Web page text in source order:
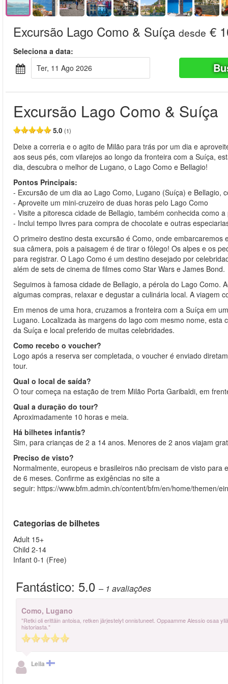
Excursão Lago Como & Suíça desde €
Seleciona a data:
Ter, 11 Ago 2026
Excursão Lago Como & Suíça
5.0 (1)
Deixe a correria e o agito de Milão para trás por um dia e
aos seus pés, com vilarejos ao longo da fronteira com a Suíça,
dia, descubra o melhor de Lugano, o Lago Como e Bellagio!
Pontos Principais:
- Excursão de um dia ao Lago Como, Lugano (Suíça) e Bellagio,
- Aproveite um mini-cruzeiro de duas horas pelo Lago Como
- Visite a pitoresca cidade de Bellagio, também conhecida como
- Inclui tempo livres para compra de chocolate e outras
O primeiro destino desta excursão é Como, onde
sua câmera, pois a paisagem é de tirar o fôlego! Os alpes e os
para registrar. O Lago Como é um destino desejado por
além de sets de cinema de filmes como Star Wars e James Bond.
Seguimos à famosa cidade de Bellagio, a pérola do Lago
algumas compras, relaxar e degustar a culinária local. A viagem
Em menos de uma hora, cruzamos a fronteira com a Suíça em
Lugano. Localizada às margens do lago com mesmo nome,
da Suíça e local preferido de muitas celebridades.
Como recebo o voucher?
Logo após a reserva ser completada, o voucher é enviado
tour.
Qual o local de saída?
O tour começa na estação de trem Milão Porta Garibaldi, em
Qual a duração do tour?
Aproximadamente 10 horas e meia.
Há bilhetes infantis?
Sim, para crianças de 2 a 14 anos. Menores de 2 anos viajam
Preciso de visto?
Normalmente, europeus e brasileiros não precisam de visto
de 6 meses. Confirme as exigências no site a
seguir: https://www.bfm.admin.ch/content/bfm/en/home/themen/
Categorias de bilhetes
Adult 15+
Child 2-14
Infant 0-1 (Free)
Fantástico: 5.0 – 1 avaliações
Como, Lugano
"Retki oli erittäin antoisa, retken järjestelyt onnistuneet. Oppaamme Alessio osaa
historiasta."
Leila